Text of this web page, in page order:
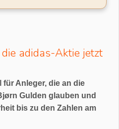
adidas-Aktie jetzt
für Anleger, die an die
Gulden glauben und
bis zu den Zahlen am